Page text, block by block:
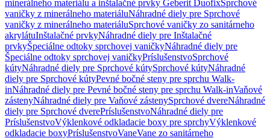
minerálneho materiálu a inštalačné prvky Geberit DuofixSprchové
vaničky z minerálneho materiáluNáhradné diely pre Sprchové
vaničky z minerálneho materiáluSprchové vaničky zo sanitárneho
akrylátuInštalačné prvkyNáhradné diely pre Inštalačné
prvkyŠpeciálne odtoky sprchovej vaničkyNáhradné diely pre
Špeciálne odtoky sprchovej vaničkyPríslušenstvoSprchové
kútyNáhradné diely pre Sprchové kútySprchové kútyNáhradné
diely pre Sprchové kútyPevné bočné steny pre sprchu Walk-
inNáhradné diely pre Pevné bočné steny pre sprchu Walk-inVaňové
zástenyNáhradné diely pre Vaňové zástenySprchové dvereNáhradné
diely pre Sprchové dverePríslušenstvoNáhradné diely pre
PríslušenstvoVýklenkové odkladacie boxy pre sprchyVýklenkové
odkladacie boxyPríslušenstvoVaneVane zo sanitárneho